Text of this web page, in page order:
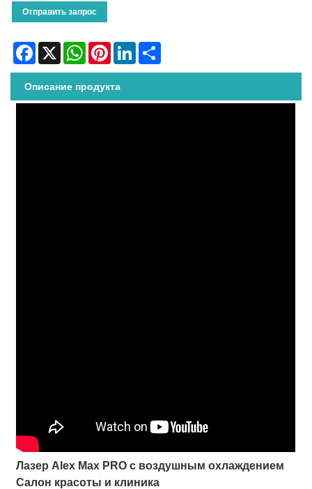
Отправить запрос
Facebook
X WhatsAppPinterestLinkedIn
Описание продукта
Лазер Alex Max PRO с воздушным охлаждением
Салон красоты и клиника